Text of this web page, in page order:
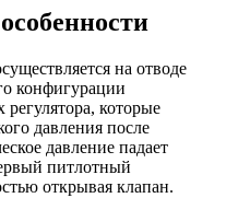
на отводе
конфигурации
которые
давления после
давление падает
питлотный
открывая клапан.